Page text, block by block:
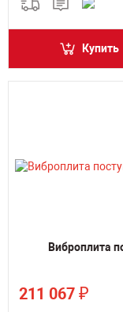
Купить
Виброплита
211 067 ₽